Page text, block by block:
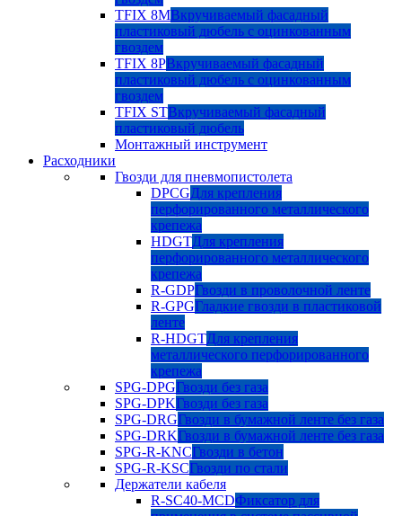
TFIX 8MВкручиваемый фасадный
пластиковый дюбель с оцинкованным
гвоздем
TFIX 8PВкручиваемый фасадный
пластиковый дюбель с оцинкованным
гвоздем
TFIX STВкручиваемый фасадный
пластиковый дюбель
Монтажный инструмент
Расходники
Гвозди для пневмопистолета
DPCGДля крепления
перфорированного металлического
крепежа
HDGTДля крепления
перфорированного металлического
крепежа
R-GDPГвозди в проволочной ленте
R-GPGГладкие гвозди в пластиковой
ленте
R-HDGTДля крепления
металлического перфорированного
крепежа
SPG-DPGГвозди без газа
SPG-DPKГвозди без газа
SPG-DRGГвозди в бумажной ленте без газа
SPG-DRKГвозди в бумажной ленте без газа
SPG-R-KNCГвозди в бетон
SPG-R-KSCГвозди по стали
Держатели кабеля
R-SC40-MCDФиксатор для